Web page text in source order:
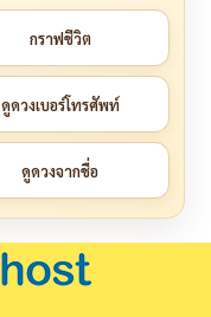
กราฟชีวิต
ดูดวงเบอร์โทรศัพท์
ดูดวงจากชื่อ